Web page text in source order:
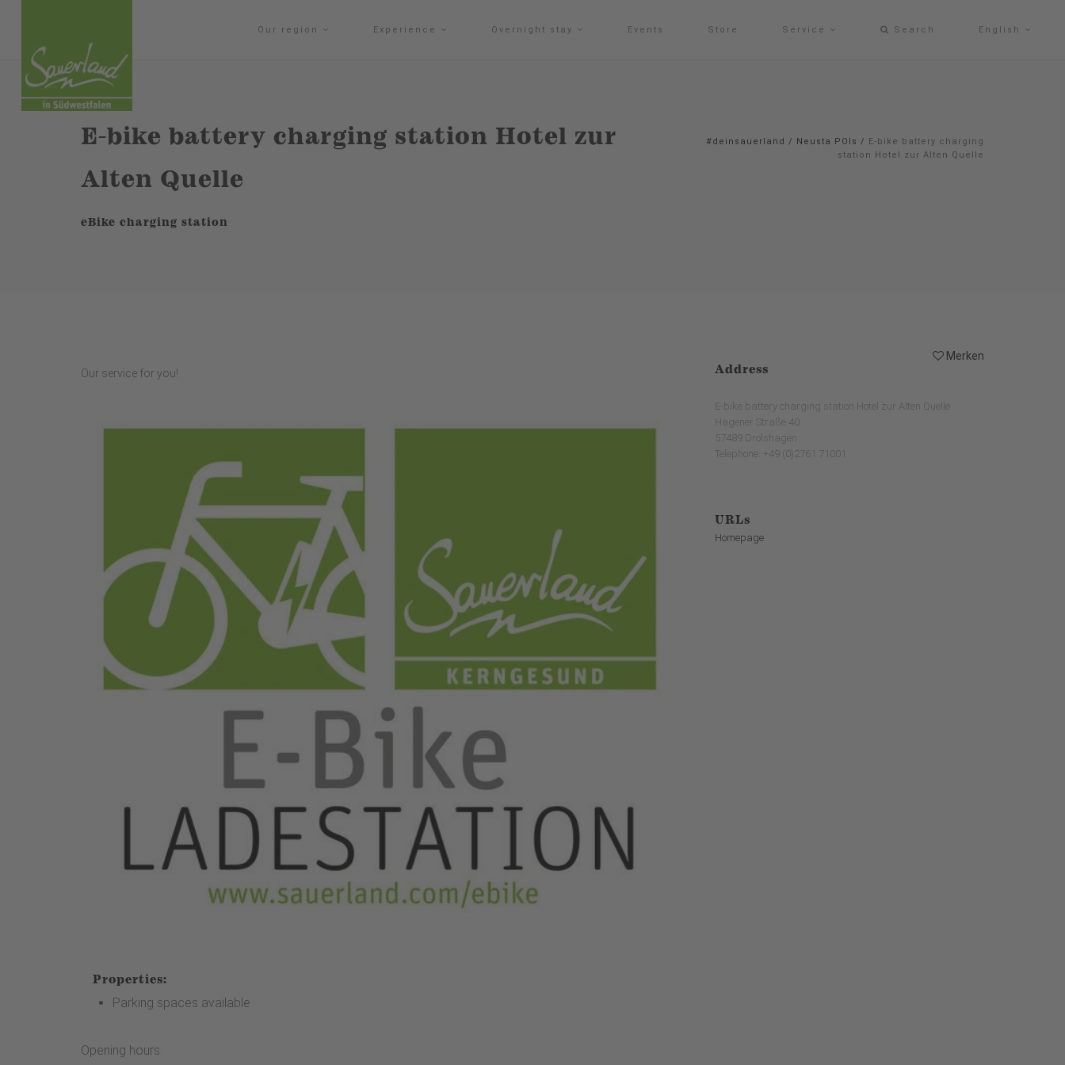
Our region Experience Overnight stay Events Store Service Search English
E-bike battery charging station Hotel zur
Alten Quelle
eBike charging station
#deinsauerland / Neusta POIs / E-bike battery charging
station Hotel zur Alten Quelle
Merken
Our service for you!
Address
E-bike battery charging station Hotel zur Alten Quelle
Hagener Straße 40
57489 Drolshagen
Telephone: +49 (0)2761 71001
URLs
Homepage
Properties:
Parking spaces available
Opening hours: